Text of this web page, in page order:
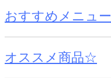
おすすめメニュー
オススメ商品☆